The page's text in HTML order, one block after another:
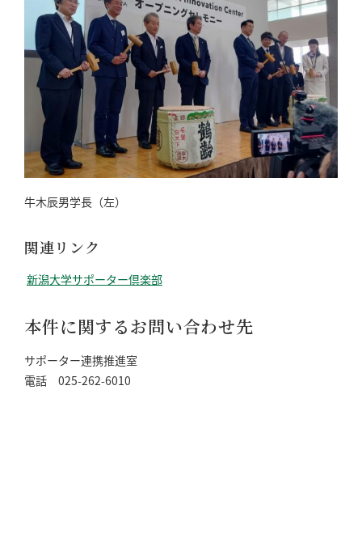
牛木辰男学長（左）
関連リンク
新潟大学サポーター倶楽部
本件に関するお問い合わせ先
サポーター連携推進室
電話 025-262-6010